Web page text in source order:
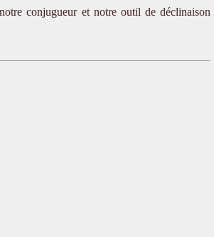
conjugueur et notre outil de déclinaison